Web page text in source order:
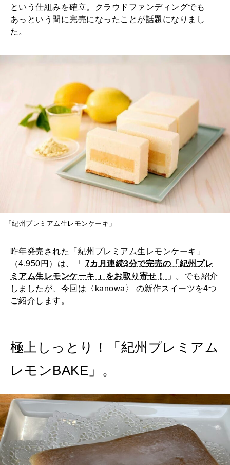
という仕組みを確立。クラウドファンディングでも
あっという間に完売になったことが話題になりまし
た。
「紀州プレミアム生レモンケーキ」
昨年発売された「紀州プレミアム生レモンケーキ」
（4,950円）は、「 7カ月連続3分で完売の「紀州プレ
ミアム生レモンケーキ 」をお取り寄せ！
」。でも紹介
しましたが、今回は〈kanowa〉 の新作スイーツを4つ
ご紹介します。
極上しっとり！「紀州プレミアム
レモンBAKE」。